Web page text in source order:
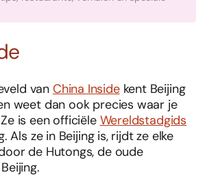
van China Insidekent Beijing
weet dan ook precies waar je
is een officiële Wereldstadgids
Als ze in Beijing is, rijdt ze elke
de Hutongs, de oude